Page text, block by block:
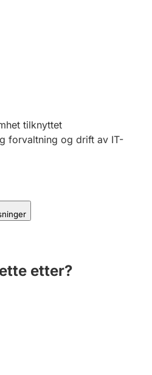
tilknyttet
forvaltning og drift av IT-
etter?